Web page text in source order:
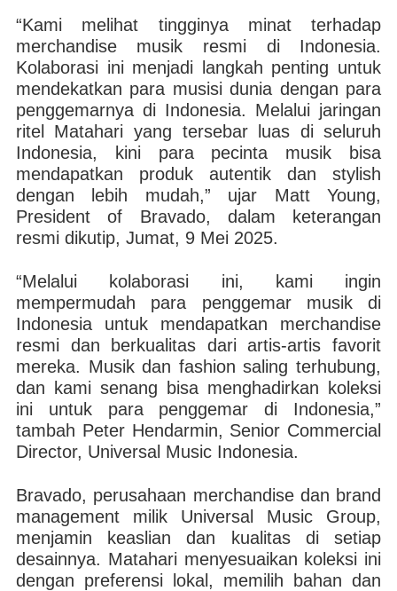
“Kami melihat tingginya minat terhadap
merchandise musik resmi di Indonesia.
Kolaborasi ini menjadi langkah penting untuk
mendekatkan para musisi dunia dengan para
penggemarnya di Indonesia. Melalui jaringan
ritel Matahari yang tersebar luas di seluruh
Indonesia, kini para pecinta musik bisa
mendapatkan produk autentik dan stylish
dengan lebih mudah,” ujar Matt Young,
President of Bravado, dalam keterangan
resmi dikutip, Jumat, 9 Mei 2025.
“Melalui kolaborasi ini, kami ingin
mempermudah para penggemar musik di
Indonesia untuk mendapatkan merchandise
resmi dan berkualitas dari artis-artis favorit
mereka. Musik dan fashion saling terhubung,
dan kami senang bisa menghadirkan koleksi
ini untuk para penggemar di Indonesia,”
tambah Peter Hendarmin, Senior Commercial
Director, Universal Music Indonesia.
Bravado, perusahaan merchandise dan brand
management milik Universal Music Group,
menjamin keaslian dan kualitas di setiap
desainnya. Matahari menyesuaikan koleksi ini
dengan preferensi lokal, memilih bahan dan